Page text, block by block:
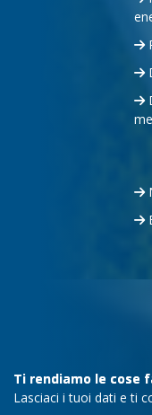
Ti rendiamo le cose
Lasciaci i tuoi dati e ti